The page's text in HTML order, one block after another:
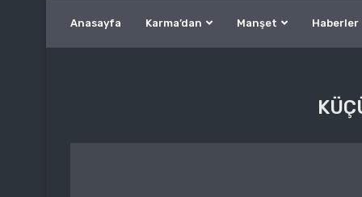
Anasayfa Karma’dan Manşet Haberler